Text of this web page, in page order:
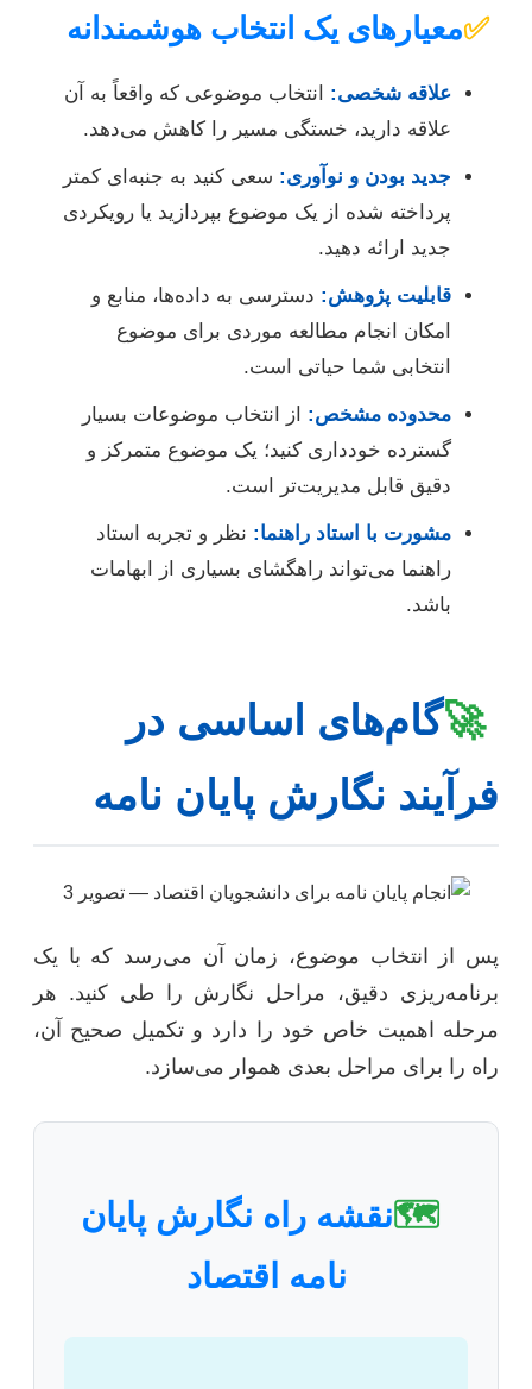
✅معیارهای یک انتخاب هوشمندانه
علاقه شخصی: انتخاب موضوعی که واقعاً به آن
علاقه دارید، خستگی مسیر را کاهش می‌دهد.
جدید بودن و نوآوری: سعی کنید به جنبه‌ای کمتر
پرداخته شده از یک موضوع بپردازید یا رویکردی
جدید ارائه دهید.
قابلیت پژوهش: دسترسی به داده‌ها، منابع و
امکان انجام مطالعه موردی برای موضوع
انتخابی شما حیاتی است.
محدوده مشخص: از انتخاب موضوعات بسیار
گسترده خودداری کنید؛ یک موضوع متمرکز و
دقیق قابل مدیریت‌تر است.
مشورت با استاد راهنما: نظر و تجربه استاد
راهنما می‌تواند راهگشای بسیاری از ابهامات
باشد.
🚀گام‌های اساسی در
فرآیند نگارش پایان نامه
پس از انتخاب موضوع، زمان آن می‌رسد که با یک
برنامه‌ریزی دقیق، مراحل نگارش را طی کنید. هر
مرحله اهمیت خاص خود را دارد و تکمیل صحیح آن،
راه را برای مراحل بعدی هموار می‌سازد.
🗺️نقشه راه نگارش پایان
نامه اقتصاد